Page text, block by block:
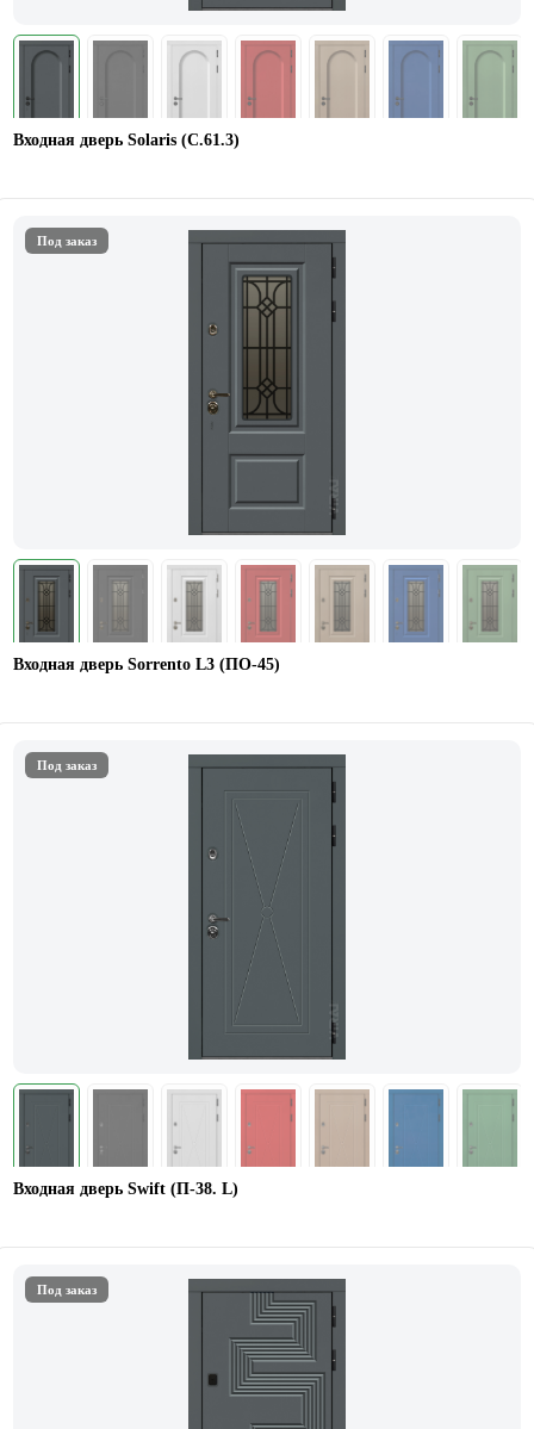
Входная дверь Solaris (С.61.3)
Под заказ
Входная дверь Sorrento L3 (ПО-45)
Под заказ
Входная дверь Swift (П-38. L)
Под заказ